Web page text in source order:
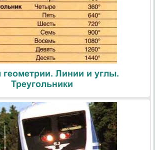
Линии и углы.
Треугольники